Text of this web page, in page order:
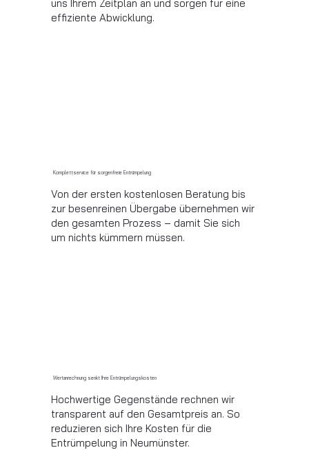
uns Ihrem Zeitplan an und sorgen für eine
effiziente Abwicklung.
Komplettservice für sorgenfreie Entrümpelung
Von der ersten kostenlosen Beratung bis
zur besenreinen Übergabe übernehmen wir
den gesamten Prozess – damit Sie sich
um nichts kümmern müssen.
Wertanrechnung senkt Ihre Entrümpelungskosten
Hochwertige Gegenstände rechnen wir
transparent auf den Gesamtpreis an. So
reduzieren sich Ihre Kosten für die
Entrümpelung in Neumünster.